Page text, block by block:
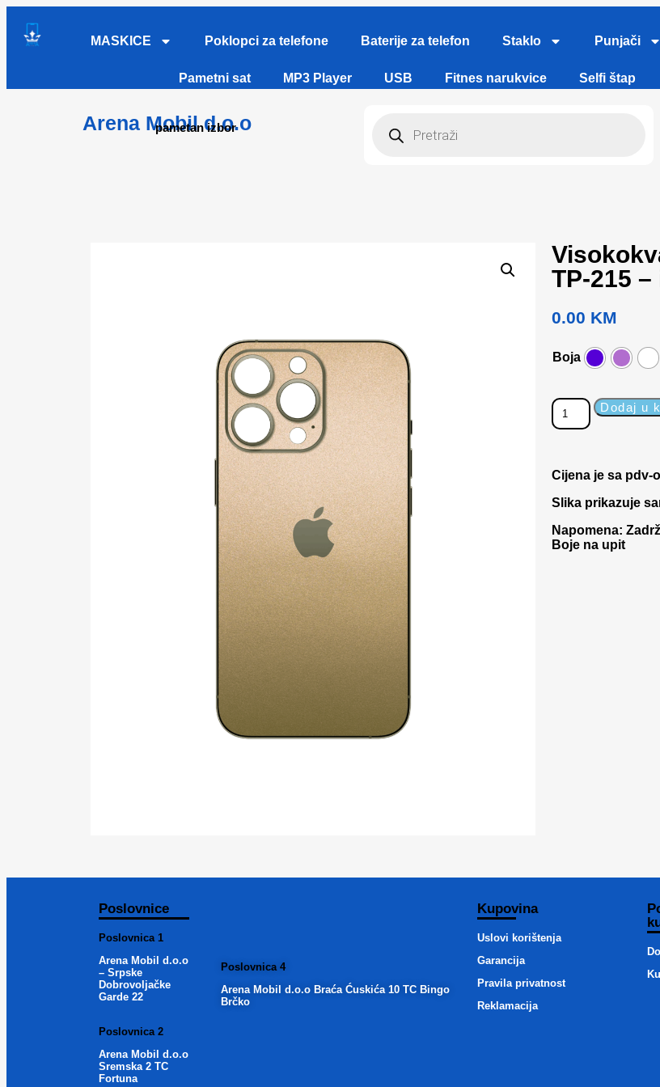
MASKICE Poklopci za telefone Baterije za telefon Staklo Punjači
Pametni sat MP3 Player USB Fitnes narukvice Selfi štap
Arena Mobil d.o.o
pametan izbor
TP-215
0.00 KM
Boja
Dodaj u
Cijena je sa pdv-
Slika prikazuje
Napomena:
Boje na upit
Poslovnice
Poslovnica 1
Arena Mobil d.o.o
– Srpske
Dobrovoljačke
Garde 22
Poslovnica 2
Arena Mobil d.o.o
Sremska 2 TC
Fortuna
Poslovnica 4
Arena Mobil d.o.o Braća Ćuskića 10 TC Bingo
Brčko
Kupovina
Uslovi korištenja
Garancija
Pravila privatnost
Reklamacija